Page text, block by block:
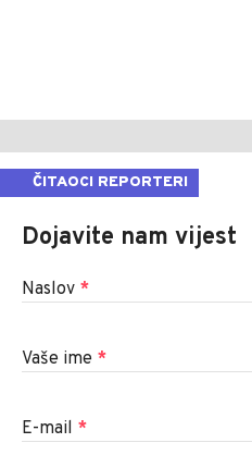
ČITAOCI REPORTERI
Dojavite nam vijest
Naslov *
Vaše ime *
E-mail *